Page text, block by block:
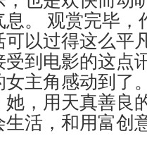
。 观赏完毕
以过得这么平
到电影的这点
主角感动到了
，用天真善良
活，和用富创